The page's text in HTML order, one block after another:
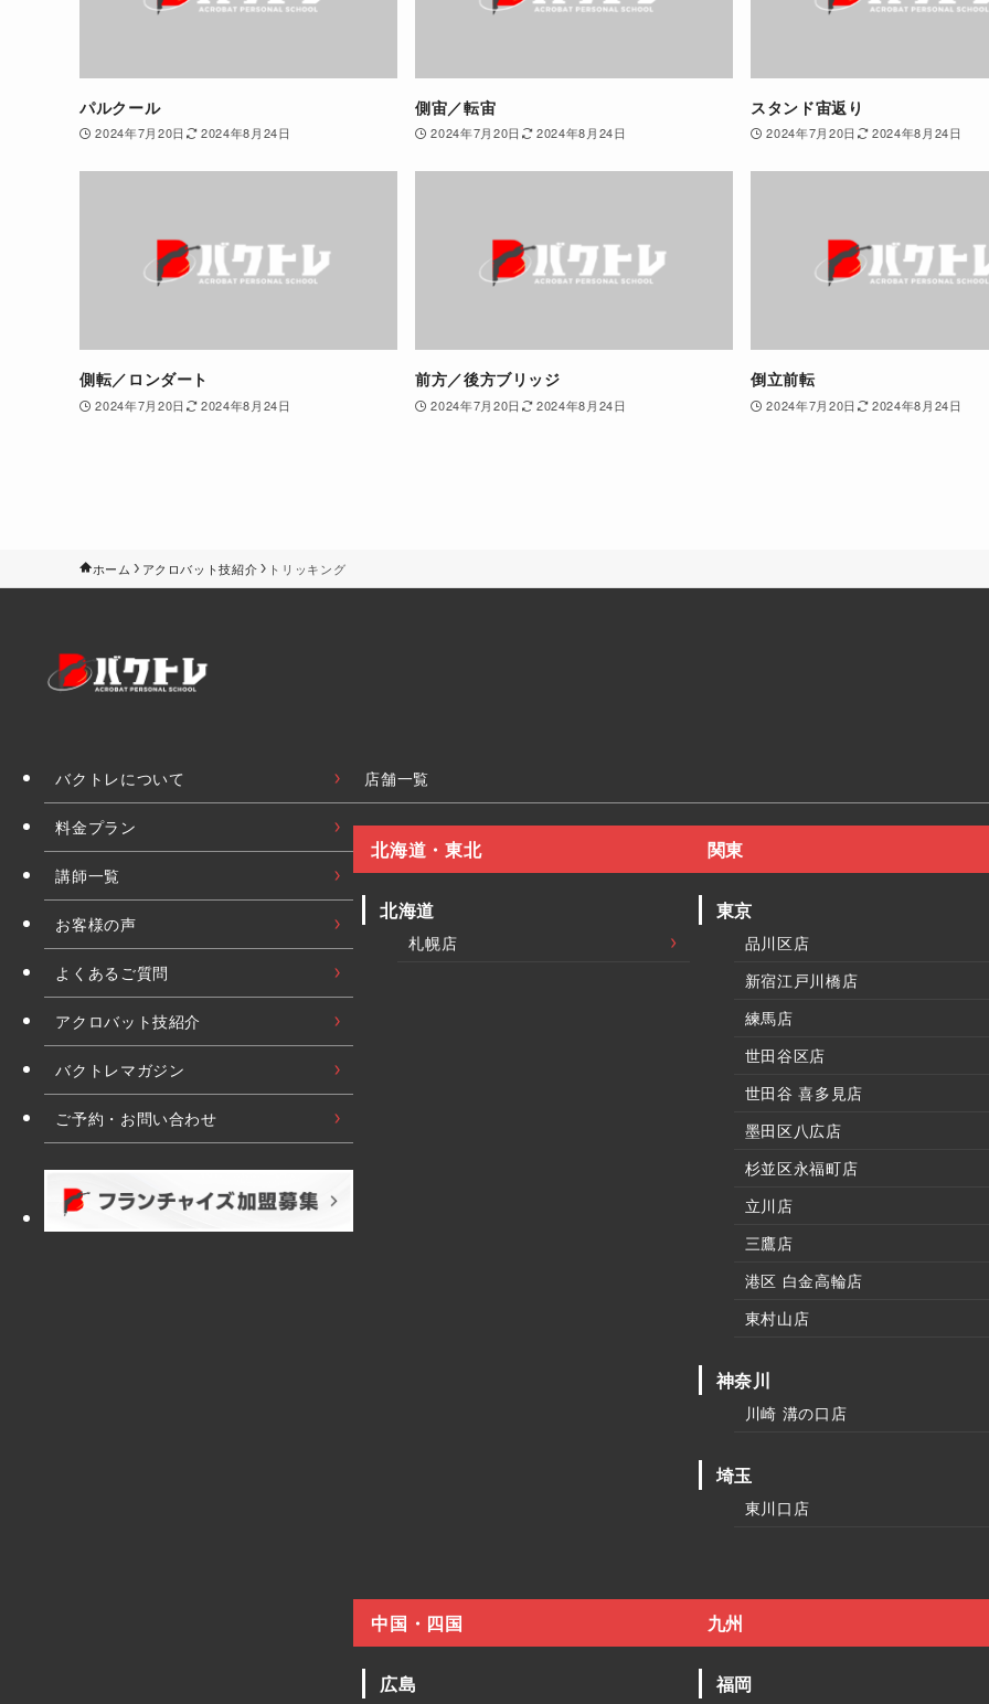
パルクール
2024年7月20日 2024年8月24日
側宙／転宙
2024年7月20日 2024年8月24日
スタンド宙返り
2024年7月20日 2024年8月24日
側転／ロンダート
2024年7月20日 2024年8月24日
前方／後方ブリッジ
2024年7月20日 2024年8月24日
倒立前転
2024年7月20日 2024年8月24日
ホーム アクロバット技紹介 トリッキング
バクトレについて
料金プラン
講師一覧
お客様の声
よくあるご質問
アクロバット技紹介
バクトレマガジン
ご予約・お問い合わせ
店舗一覧
北海道・東北
北海道
札幌店
関東
東京
品川区店
新宿江戸川橋店
練馬店
世田谷区店
世田谷 喜多見店
墨田区八広店
杉並区永福町店
立川店
三鷹店
港区 白金高輪店
東村山店
神奈川
川崎 溝の口店
埼玉
東川口店
中国・四国
広島
九州
福岡